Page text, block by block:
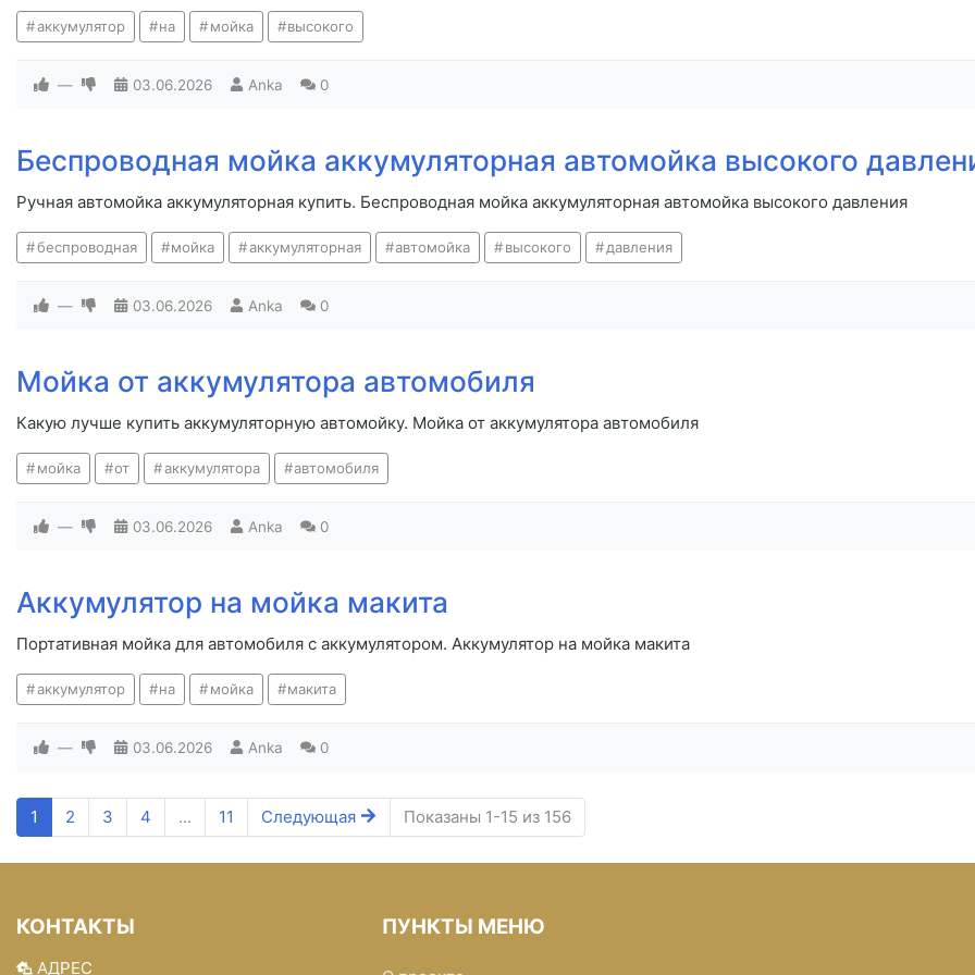
аккумулятор на мойка высокого
— 03.06.2026 Anka 0
Беспроводная мойка аккумуляторная автомойка высокого
Ручная автомойка аккумуляторная купить. Беспроводная мойка аккумуляторная автомойка высокого давления
беспроводная мойка аккумуляторная автомойка высокого давления
— 03.06.2026 Anka 0
Мойка от аккумулятора автомобиля
Какую лучше купить аккумуляторную автомойку. Мойка от аккумулятора автомобиля
мойка от аккумулятора автомобиля
— 03.06.2026 Anka 0
Аккумулятор на мойка макита
Портативная мойка для автомобиля с аккумулятором. Аккумулятор на мойка макита
аккумулятор на мойка макита
— 03.06.2026 Anka 0
1 2 3 4 ... 11 Следующая Показаны 1-15 из 156
КОНТАКТЫ
АДРЕС
ПУНКТЫ МЕНЮ